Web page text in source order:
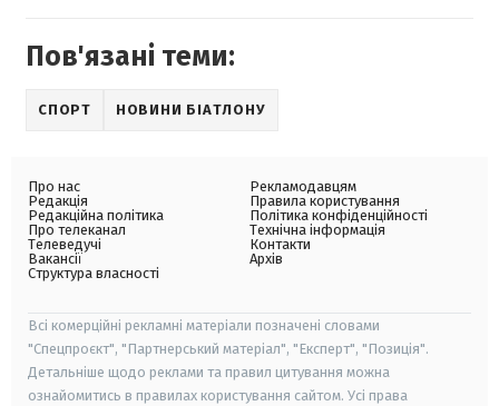
Пов'язані теми:
СПОРТ НОВИНИ БІАТЛОНУ
Про нас
Редакція
Редакційна політика
Про телеканал
Телеведучі
Вакансії
Структура власності
Рекламодавцям
Правила користування
Політика конфіденційності
Технічна інформація
Контакти
Архів
Всі комерційні рекламні матеріали позначені словами
"Спецпроєкт", "Партнерський матеріал", "Експерт", "Позиція".
Детальніше щодо реклами та правил цитування можна
ознайомитись в правилах користування сайтом. Усі права